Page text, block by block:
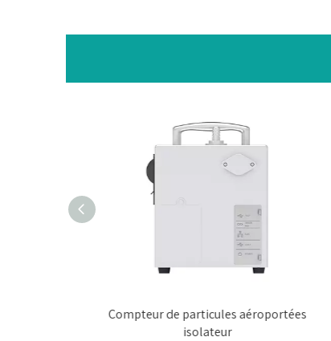
Compteur de particules aéroportées
isolateur